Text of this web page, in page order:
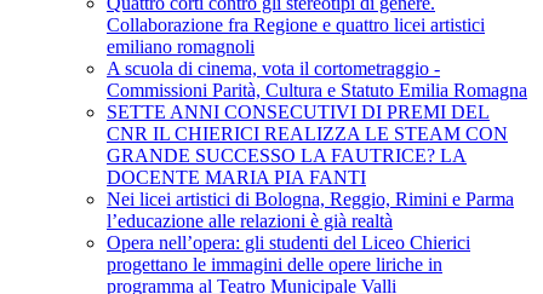
Collaborazione fra Regione e quattro licei artistici
emiliano romagnoli
A scuola di cinema, vota il cortometraggio -
Commissioni Parità, Cultura e Statuto Emilia Romagna
SETTE ANNI CONSECUTIVI DI PREMI DEL
CNR IL CHIERICI REALIZZA LE STEAM CON
GRANDE SUCCESSO LA FAUTRICE? LA
DOCENTE MARIA PIA FANTI
Nei licei artistici di Bologna, Reggio, Rimini e Parma
l’educazione alle relazioni è già realtà
Opera nell’opera: gli studenti del Liceo Chierici
progettano le immagini delle opere liriche in
programma al Teatro Municipale Valli